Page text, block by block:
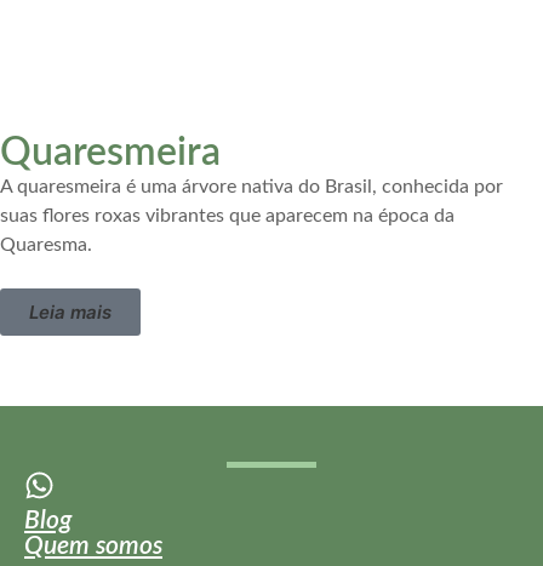
Quaresmeira
A quaresmeira é uma árvore nativa do Brasil, conhecida por
suas flores roxas vibrantes que aparecem na época da
Quaresma.
Leia mais
Blog
Quem somos